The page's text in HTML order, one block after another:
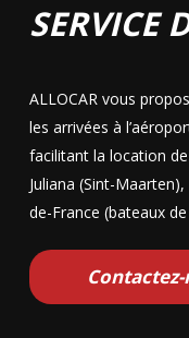
SERVICE
ALLOCAR vous
les arrivées à
facilitant lalocation
Juliana (Sint-
de-France (bateaux